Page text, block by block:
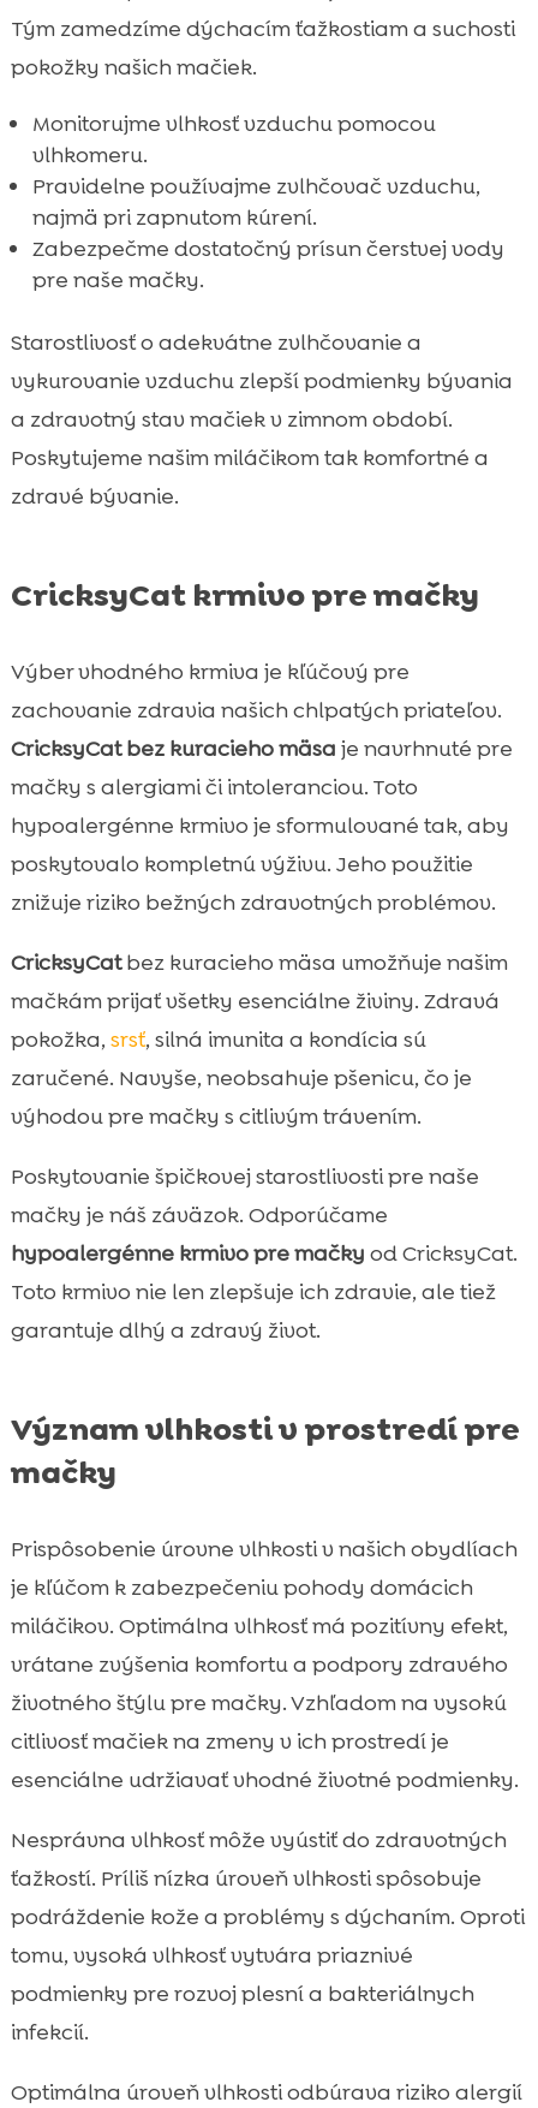
Tým zamedzíme dýchacím ťažkostiam a suchosti
pokožky našich mačiek.
Monitorujme vlhkosť vzduchu pomocou
vlhkomeru.
Pravidelne používajme zvlhčovač vzduchu,
najmä pri zapnutom kúrení.
Zabezpečme dostatočný prísun čerstvej vody
pre naše mačky.
Starostlivosť o adekvátne zvlhčovanie a
vykurovanie vzduchu zlepší podmienky bývania
a zdravotný stav mačiek v zimnom období.
Poskytujeme našim miláčikom tak komfortné a
zdravé bývanie.
CricksyCat krmivo pre mačky
Výber vhodného krmiva je kľúčový pre
zachovanie zdravia našich chlpatých priateľov.
CricksyCat bez kuracieho mäsa je navrhnuté pre
mačky s alergiami či intoleranciou. Toto
hypoalergénne krmivo je sformulované tak, aby
poskytovalo kompletnú výživu. Jeho použitie
znižuje riziko bežných zdravotných problémov.
CricksyCatbez kuracieho mäsa umožňuje našim
mačkám prijať všetky esenciálne živiny. Zdravá
pokožka, srsť, silná imunita a kondícia sú
zaručené. Navyše, neobsahuje pšenicu, čo je
výhodou pre mačky s citlivým trávením.
Poskytovanie špičkovej starostlivosti pre naše
mačky je náš záväzok. Odporúčame
hypoalergénne krmivo pre mačky od CricksyCat.
Toto krmivo nie len zlepšuje ich zdravie, ale tiež
garantuje dlhý a zdravý život.
Význam vlhkosti v prostredí pre
mačky
Prispôsobenie úrovne vlhkosti v našich obydlíach
je kľúčom k zabezpečeniu pohody domácich
miláčikov. Optimálna vlhkosť má pozitívny efekt,
vrátane zvýšenia komfortu a podpory zdravého
životného štýlu pre mačky. Vzhľadom na vysokú
citlivosť mačiek na zmeny v ich prostredí je
esenciálne udržiavať vhodné životné podmienky.
Nesprávna vlhkosť môže vyústiť do zdravotných
ťažkostí. Príliš nízka úroveň vlhkosti spôsobuje
podráždenie kože a problémy s dýchaním. Oproti
tomu, vysoká vlhkosť vytvára priaznivé
podmienky pre rozvoj plesní a bakteriálnych
infekcií.
Optimálna úroveň vlhkosti odbúrava riziko alergií